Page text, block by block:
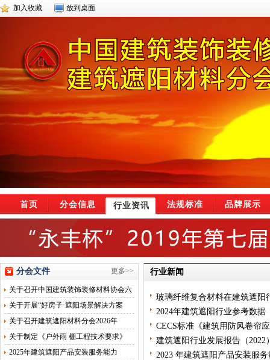
加入收藏 放到桌面
首页 分会信息 行业资讯 法规标准 品牌展示
分会文件 更多>>
关于召开中国建筑装饰装修材料协会六
关于开展“好房子·遮阳场景解决方案
关于召开建筑遮阳材料分会2026年
关于制定《户外雨 棚工程技术要求》
2025年建筑遮阳产品安装服务能力
行业新闻
玻璃纤维复合材料在建筑遮阳
2024年建筑遮阳行业参考数据
CECS标准《建筑用防风卷帘
建筑遮阳行业发展报告（2022
2023 年建筑遮阳产品安装服